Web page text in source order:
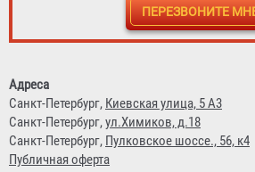
Знак A-06 (Опасное
56 ₽
Адреса
Санкт-Петербург, Киевская улица, 5 А3
Санкт-Петербург,ул.Химиков, д.18
Санкт-Петербург, Пулковское шоссе., 56, к4
Публичная оферта